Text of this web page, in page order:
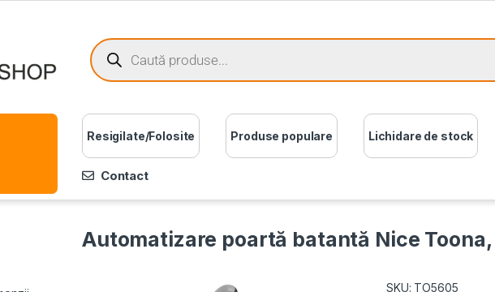
Resigilate/Folosite Produse populare Lichidare de stock
Contact
Automatizare poartă batantă Nice Toona,
SKU: TO5605